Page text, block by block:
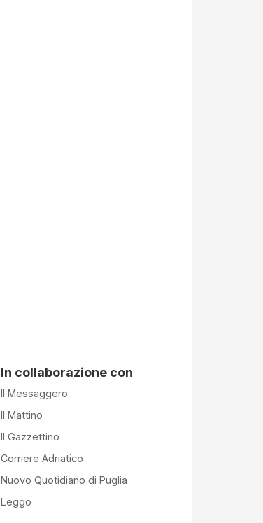
In collaborazione con
Il Messaggero
Il Mattino
Il Gazzettino
Corriere Adriatico
Nuovo Quotidiano di Puglia
Leggo